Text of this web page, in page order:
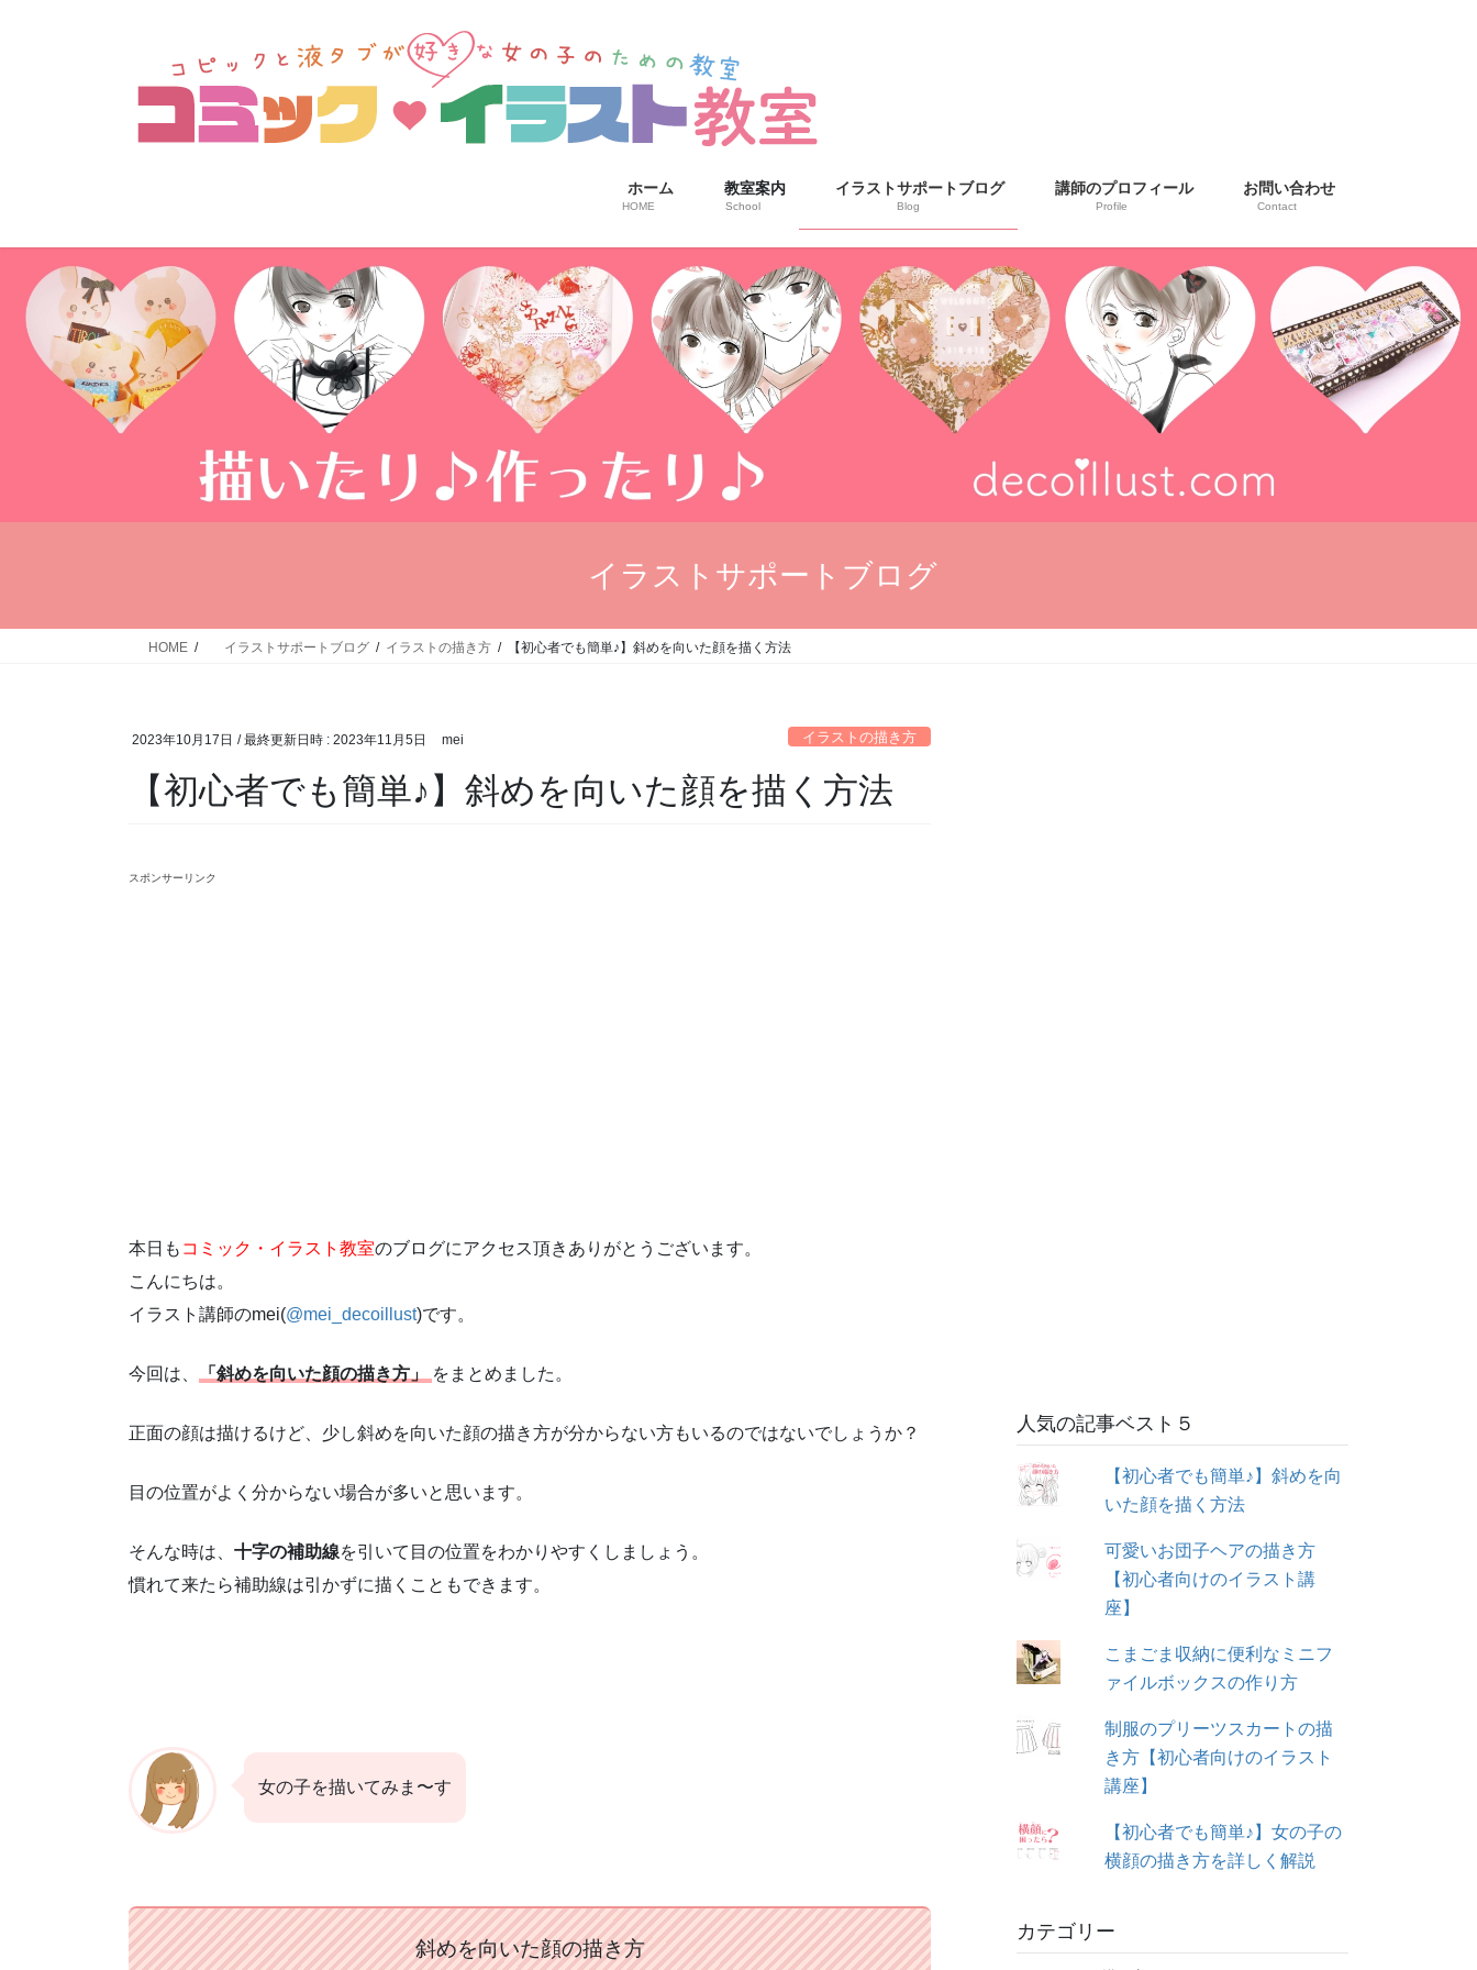
プ
動
ホーム
HOME
教室案内
School
イラストサポートブログ
Blog
講師のプロフィール
Profile
お問い合わせ
Contact
イラストサポートブログ
HOME イラストサポートブログ イラストの描き方 【初心者でも簡単♪】斜めを向いた顔を描く方法
2023年10月17日 / 最終更新日時 : 2023年11月5日 mei イラストの描き方
【初心者でも簡単♪】斜めを向いた顔を描く方法
スポンサーリンク
本日も コミック・イラスト教室のブログにアクセス頂きありがとうございます。
こんにちは。
イラスト講師のmei(@mei_decoillust)です。
今回は、 「斜めを向いた顔の描き方」 をまとめました。
正面の顔は描けるけど、少し斜めを向いた顔の描き方が分からない方もいるのではないでしょうか？
目の位置がよく分からない場合が多いと思います。
そんな時は、 十字の補助線を引いて目の位置をわかりやすくしましょう。
慣れて来たら補助線は引かずに描くこともできます。
女の子を描いてみま〜す
斜めを向いた顔の描き方
人気の記事ベスト５
【初心者でも簡単♪】斜めを向
いた顔を描く方法
可愛いお団子ヘアの描き方
【初心者向けのイラスト講
座】
こまごま収納に便利なミニフ
ァイルボックスの作り方
制服のプリーツスカートの描
き方【初心者向けのイラスト
講座】
【初心者でも簡単♪】女の子の
横顔の描き方を詳しく解説
カテゴリー